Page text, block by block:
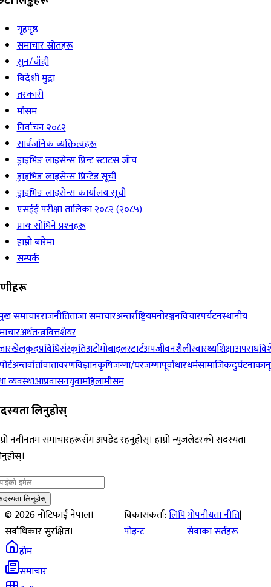
गृहपृष्ठ
समाचार स्रोतहरू
सुन/चाँदी
विदेशी मुद्रा
तरकारी
मौसम
निर्वाचन २०८२
सार्वजनिक व्यक्तित्वहरू
ड्राइभिङ लाइसेन्स प्रिन्ट स्टाटस जाँच
ड्राइभिङ लाइसेन्स प्रिन्टेड सूची
ड्राइभिङ लाइसेन्स कार्यालय सूची
एसईई परीक्षा तालिका २०८२ (२०८५)
प्रायः सोधिने प्रश्‍नहरू
हाम्रो बारेमा
सम्पर्क
समाचारराजनीतिताजा समाचारअन्तर्राष्ट्रियमनोरञ्जनविचारपर्यटनस्थानीय
अर्थतन्त्रवित्तशेयर
खेलकुदप्रविधिसंस्कृतिअटोमोबाइलस्टार्टअपजीवनशैलीस्वास्थ्यशिक्षाअपराध
अन्तर्वार्तावातावरणविज्ञानकृषिजग्गा/घरजग्गापूर्वाधारधर्मसामाजिकदुर्घटना
व्यवस्थाआप्रवासनयुवामहिलामौसम
लिनुहोस्
नवीनतम समाचारहरूसँग अपडेट रहनुहोस्। हाम्रो न्युजलेटरको सदस्यता
लिनुहोस्
©2026नोटिफाई नेपाल।
सर्वाधिकार सुरक्षित।
विकासकर्ता:लिपि
पोइन्ट
गोपनीयता नीति|
सेवाका सर्तहरू
होम
समाचार